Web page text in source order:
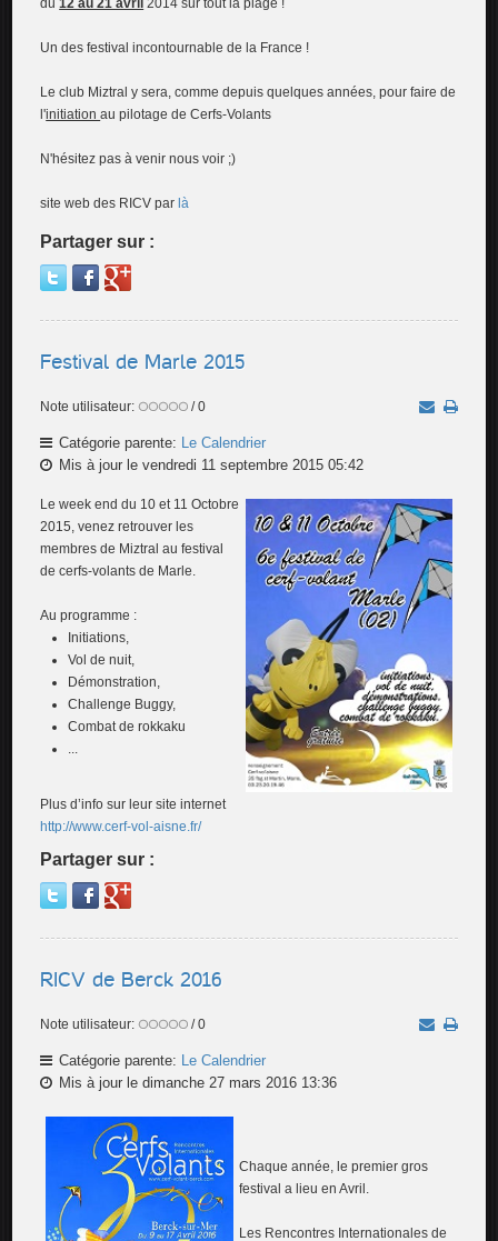
du12 au 21 avril 2014 sur tout la plage !
Un des festival incontournable de la France !
Le club Miztral y sera, comme depuis quelques années, pour faire de
l'initiationau pilotage de Cerfs-Volants
N'hésitez pas à venir nous voir ;)
site web des RICV par là
Partager sur :
Festival de Marle 2015
Note utilisateur: / 0
Catégorie parente:
Le Calendrier
Mis à jour le vendredi 11 septembre 2015 05:42
Le week end du 10 et 11 Octobre
2015, venez retrouver les
membres de Miztral au festival
de cerfs-volants de Marle.
Au programme :
Initiations,
Vol de nuit,
Démonstration,
Challenge Buggy,
Combat de rokkaku
...
Plus d’info sur leur site internet
http://www.cerf-vol-aisne.fr/
Partager sur :
RICV de Berck 2016
Note utilisateur: / 0
Catégorie parente:
Le Calendrier
Mis à jour le dimanche 27 mars 2016 13:36
Chaque année, le premier gros
festival a lieu en Avril.
Les Rencontres Internationales de